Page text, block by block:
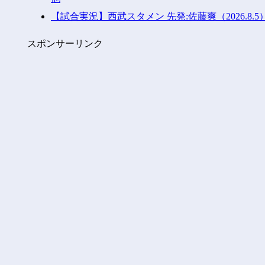
【試合実況】西武スタメン 先発:佐藤爽（2026.8.5
スポンサーリンク